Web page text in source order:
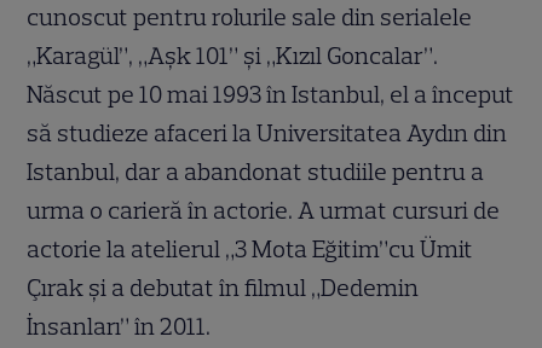
cunoscut pentru rolurile sale din serialele
„Karagül”, „Aşk 101” și „Kızıl Goncalar”.
Născut pe 10 mai 1993 în Istanbul, el a început
să studieze afaceri la Universitatea Aydın din
Istanbul, dar a abandonat studiile pentru a
urma o carieră în actorie. A urmat cursuri de
actorie la atelierul „3 Mota Eğitim”cu Ümit
Çırak și a debutat în filmul „Dedemin
İnsanları” în 2011.